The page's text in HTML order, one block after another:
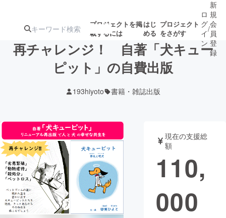
プロジェクトを掲
載するには
はじ
める
プロジェクト
をさがす
注目の新着プロ
ジェクト
募集終了が近いプ
ロジェクト
アート・写真 音楽
テクノロジー・ガジェット ゲーム・サ
映像・映画
ロ
グ
イ
ン
/
新
規
会
員
登
録
再チャレンジ！ 自著「犬キュー
ピット」の自費出版
193hiyoto 書籍・雑誌出版
現在の支援総
額
110,
000